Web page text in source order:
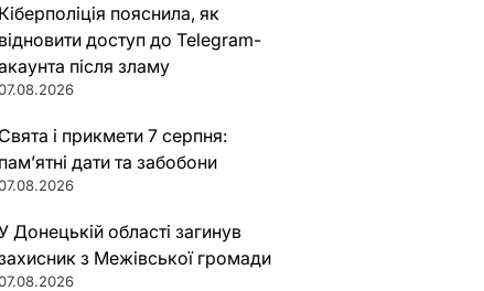
Кіберполіція пояснила, як
відновити доступ до Telegram-
після зламу
Свята і прикмети 7 серпня:
пам’ятні дати та забобони
Донецькій області загинув
з Межівської громади